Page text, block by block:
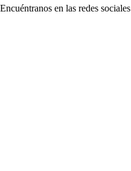
Encuéntranos en las redes sociales